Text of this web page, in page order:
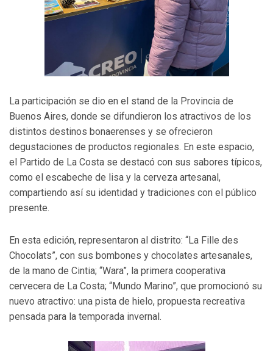
La participación se dio en el stand de la Provincia de
Buenos Aires, donde se difundieron los atractivos de los
distintos destinos bonaerenses y se ofrecieron
degustaciones de productos regionales. En este espacio,
el Partido de La Costa se destacó con sus sabores típicos,
como el escabeche de lisa y la cerveza artesanal,
compartiendo así su identidad y tradiciones con el público
presente.
En esta edición, representaron al distrito: “La Fille des
Chocolats”, con sus bombones y chocolates artesanales,
de la mano de Cintia; “Wara”, la primera cooperativa
cervecera de La Costa; “Mundo Marino”, que promocionó su
nuevo atractivo: una pista de hielo, propuesta recreativa
pensada para la temporada invernal.